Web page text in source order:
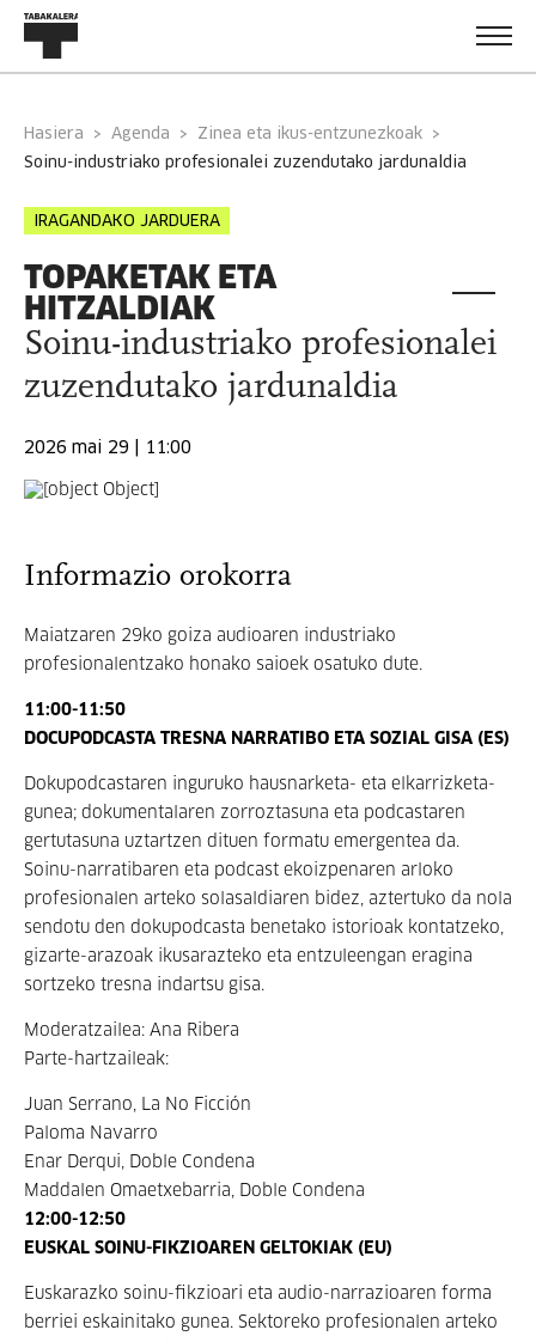
Hasiera Agenda
Zinea eta ikus-entzunezkoak
soinu-industriako profesionalei zuzendutako jardunaldia
IRAGANDAKO JARDUERA
TOPAKETAK ETA
HITZALDIAK
Soinu-industriako profesionalei
zuzendutako jardunaldia
2026 mai 29 | 11:00
Informazio orokorra
Maiatzaren 29ko goiza audioaren industriako
profesionalentzako honako saioek osatuko dute.
11:00-11:50
DOCUPODCASTA TRESNA NARRATIBO ETA SOZIAL GISA (ES)
Dokupodcastaren inguruko hausnarketa- eta elkarrizketa-
gunea; dokumentalaren zorroztasuna eta podcastaren
gertutasuna uztartzen dituen formatu emergentea da.
Soinu-narratibaren eta podcast ekoizpenaren arloko
profesionalen arteko solasaldiaren bidez, aztertuko da nola
sendotu den dokupodcasta benetako istorioak kontatzeko,
gizarte-arazoak ikusarazteko eta entzuleengan eragina
sortzeko tresna indartsu gisa.
Moderatzailea: Ana Ribera
Parte-hartzaileak:
Juan Serrano, La No Ficción
Paloma Navarro
Enar Derqui, Doble Condena
Maddalen Omaetxebarria, Doble Condena
12:00-12:50
EUSKAL SOINU-FIKZIOAREN GELTOKIAK (EU)
Euskarazko soinu-fikzioari eta audio-narrazioaren forma
berriei eskainitako gunea. Sektoreko profesionalen arteko